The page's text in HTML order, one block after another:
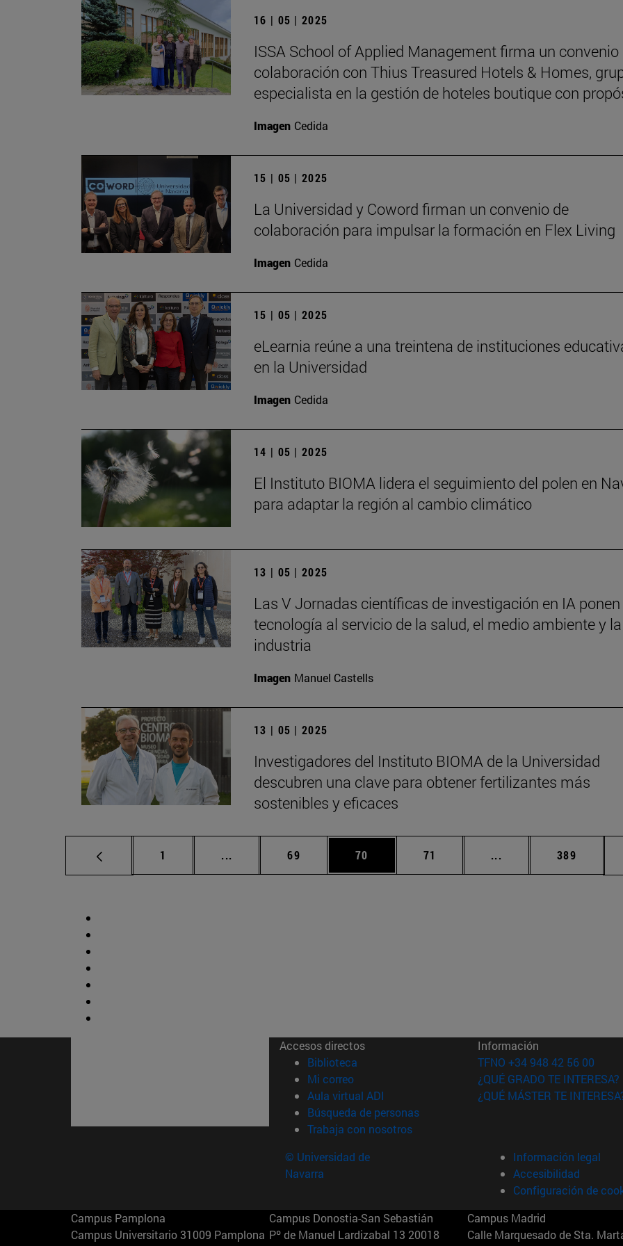
16 | 05 | 2025
ISSA School of Applied Management firma un convenio
colaboración con Thius Treasured Hotels & Homes,
especialista en la gestión de hoteles boutique con
Imagen Cedida
15 | 05 | 2025
La Universidad y Coword firman un convenio de
colaboración para impulsar la formación en Flex Living
Imagen Cedida
15 | 05 | 2025
eLearnia reúne a una treintena de instituciones
en la Universidad
Imagen Cedida
14 | 05 | 2025
El Instituto BIOMA lidera el seguimiento del polen en
para adaptar la región al cambio climático
13 | 05 | 2025
Las V Jornadas científicas de investigación en IA
tecnología al servicio de la salud, el medio ambiente y la
industria
Imagen Manuel Castells
13 | 05 | 2025
Investigadores del Instituto BIOMA de la Universidad
descubren una clave para obtener fertilizantes más
sostenibles y eficaces
Página
1 ... Páginas intermedias Use TAB para desplazarse.
Página
69 Página
70 Página
71 ... Páginas intermedias
Página
389
Accesos directos
Biblioteca (abre en nueva ventana)
Mi correo(abre en nueva ventana)
Aula virtual ADI (abre en nueva ventana)
Búsqueda de personas(abre en nueva ventana)
Trabaja con nosotros(abre en nueva ventana)
Información
TFNO +34 948 42 56 00
¿QUÉ GRADO TE INTERESA?
¿QUÉ MÁSTER TE
© Universidad de
Navarra
Información legal
Accesibilidad
Configuración de
Campus Pamplona
Campus Universitario 31009 Pamplona
Campus Donostia-San Sebastián
Pº de Manuel Lardizabal 13 20018
Campus Madrid
Calle Marquesado de Sta.